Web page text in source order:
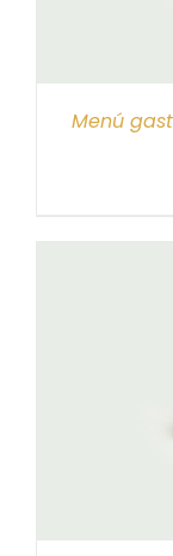
Menú